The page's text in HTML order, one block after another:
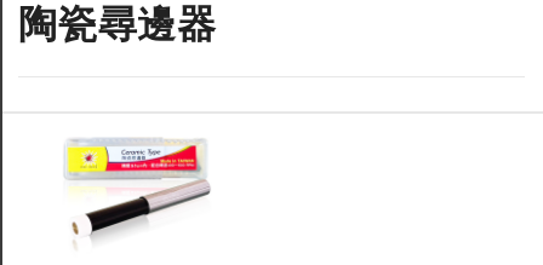
陶瓷尋邊器